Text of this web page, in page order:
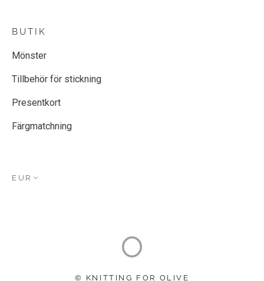
BUTIK
Mönster
Tillbehör för stickning
Presentkort
Färgmatchning
EUR
© KNITTING FOR OLIVE